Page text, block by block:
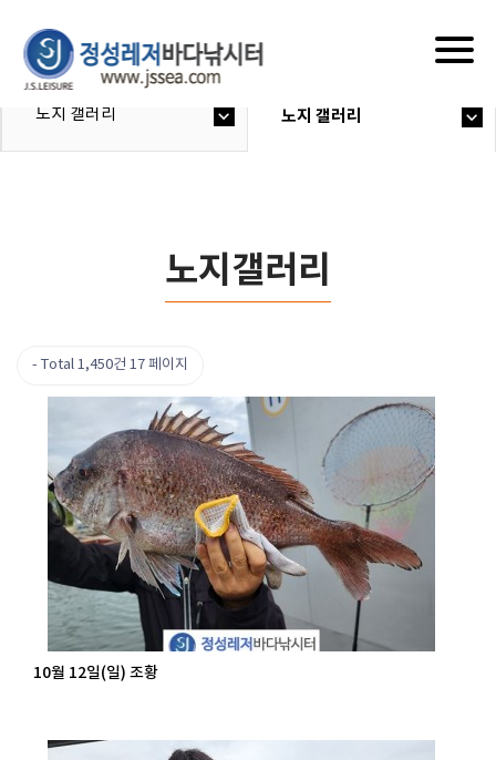
노지 갤러리 노지 갤러리
노지갤러리
Total 1,450건 17 페이지
10월 12일(일) 조황